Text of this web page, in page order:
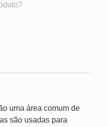
uma área comum de
são usadas para